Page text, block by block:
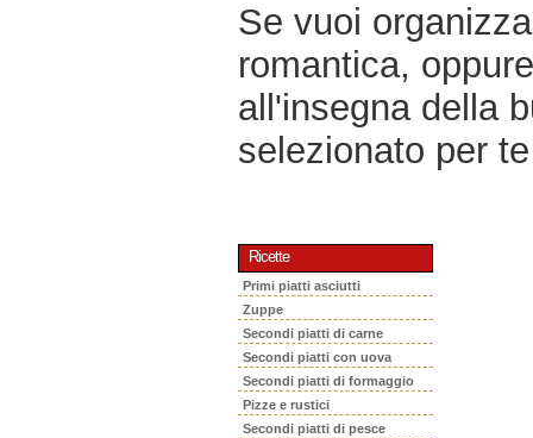
Se vuoi
romantica,
all'insegna della
selezionato per
Ricette
Primi piatti asciutti
Zuppe
Secondi piatti di carne
Secondi piatti con uova
Secondi piatti di formaggio
Pizze e rustici
Secondi piatti di pesce